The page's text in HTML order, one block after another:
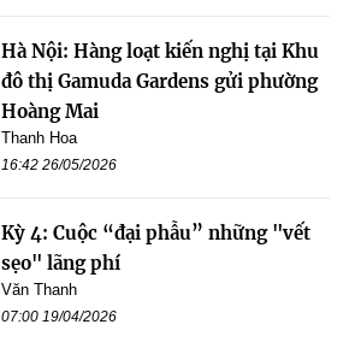
Hà Nội: Hàng loạt kiến nghị tại Khu
đô thị Gamuda Gardens gửi phường
Hoàng Mai
Thanh Hoa
16:42 26/05/2026
Kỳ 4: Cuộc “đại phẫu” những "vết
sẹo" lãng phí
Văn Thanh
07:00 19/04/2026